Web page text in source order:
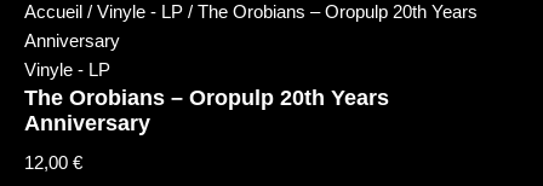
Accueil / Vinyle - LP / The Orobians – Oropulp 20th Years
Anniversary
Vinyle - LP
The Orobians – Oropulp 20th Years
Anniversary
12,00 €